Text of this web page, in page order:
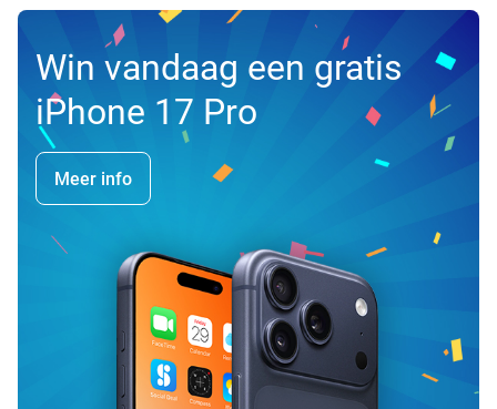
Win vandaag een gratis
iPhone 17 Pro
Meer info